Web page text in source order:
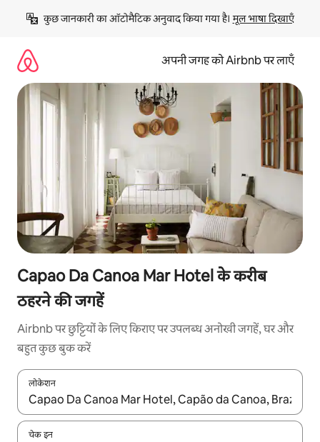
छोड़कर
कॉन्टेंट
कुछ जानकारी का ऑटोमैटिक अनुवाद किया गया है। मूल भाषा दिखाएँ
अपनी जगह को Airbnb पर लाएँ
Capao Da Canoa Mar Hotel के करीब
ठहरने की जगहें
Airbnb पर छुट्टियों के लिए किराए पर उपलब्ध अनोखी जगहें, घर और
बहुत कुछ बुक करें
लोकेशन
नतीजों के उपलब्ध होने पर, अप और डाउन 'ऐरो की' का इस्तेमाल करके नेविगेट
चेक इन